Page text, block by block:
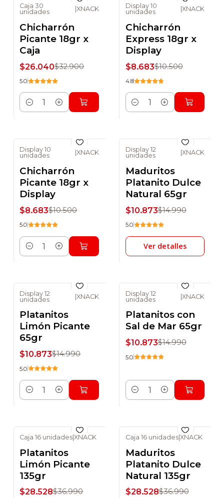
-21% DSCTO
Caja 30
unidades
XNACK
Chicharrón
Picante 18gr x
Caja
$26.040$32.900
5.0
Cantidad
-17% DSCTO
Display 10
unidades
XNACK
Chicharrón
Express 18gr x
Display
$8.683$10.500
4.8
Cantidad
-17% DSCTO
Display 10
unidades
XNACK
Chicharrón
Picante 18gr x
Display
$8.683$10.500
5.0
Cantidad
-27% DSCTO
No disponible
Display 12
unidades
XNACK
Maduritos
Platanito Dulce
Natural 65gr
$10.873$14.990
5.0
Ver detalles
-27% DSCTO
Display 12
unidades
|XNACK
Platanitos
Limón Picante
65gr
$10.873$14.990
5.0
Cantidad
-27% DSCTO
Display 12
unidades
|XNACK
Platanitos con
Sal de Mar 65gr
$10.873$14.990
5.0
Cantidad
Caja 16 unidades|XNACK
Platanitos
Limón Picante
135gr
$28.528$36.990
Caja 16 unidades|XNACK
Maduritos
Platanito Dulce
Natural 135gr
$28.528$36.990